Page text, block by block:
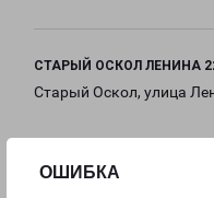
ОШИБКА
СТАРЫЙ ОСКОЛ ЛЕНИНА
Старый Оскол, улица
на карте